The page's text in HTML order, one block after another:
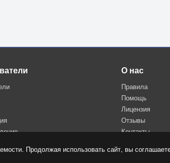
Продолжая использовать сайт, вы
О нас
Правила
Помощь
Лицензия
Отзывы
Контакты